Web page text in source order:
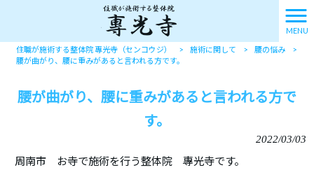
MENU
住職が施術する整体院 專光寺（センコウジ） > 施術に関して > 腰の悩み
>
腰が曲がり、腰に重みがあると言われる方です。
腰が曲がり、腰に重みがあると言われる方で
す。
2022/03/03
周南市 お寺で施術を行う整体院 專光寺です。